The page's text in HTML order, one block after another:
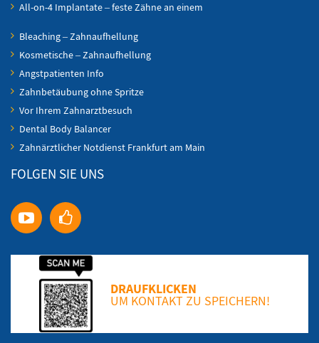
All-on-4 Implantate – feste Zähne an einem
Bleaching – Zahnaufhellung
Kosmetische – Zahnaufhellung
Angstpatienten Info
Zahnbetäubung ohne Spritze
Vor Ihrem Zahnarztbesuch
Dental Body Balancer
Zahnärztlicher Notdienst Frankfurt am Main
FOLGEN SIE UNS
DRAUFKLICKEN
UM KONTAKT ZU SPEICHERN!